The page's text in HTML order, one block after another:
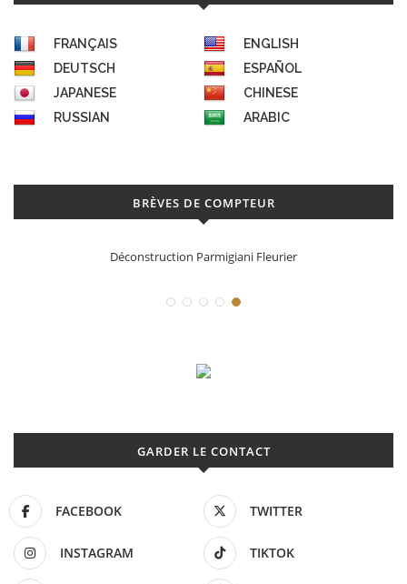
FRANÇAIS
ENGLISH
DEUTSCH
ESPAÑOL
JAPANESE
CHINESE
RUSSIAN
ARABIC
BRÈVES DE COMPTEUR
Déconstruction Parmigiani Fleurier
GARDER LE CONTACT
FACEBOOK TWITTER
INSTAGRAM TIKTOK